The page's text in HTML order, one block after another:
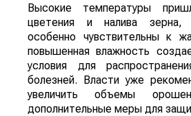
Высокие температуры
цветения и налива зерна,
особенно чувствительны к
повышенная влажность
условия для
болезней. Власти уже
увеличить объемы
дополнительные меры для